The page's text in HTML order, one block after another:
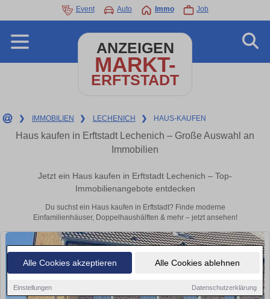
Alle Cookies akzeptieren Alle Cookies ablehnen
Einstellungen Datenschutzerklärung
Event Auto Immo Job
ANZEIGEN
MARKT-
ERFTSTADT
❯ IMMOBILIEN ❯ LECHENICH ❯ HAUS-KAUFEN
Haus kaufen in Erftstadt Lechenich – Große Auswahl an
Immobilien
Jetzt ein Haus kaufen in Erftstadt Lechenich – Top-
Immobilienangebote entdecken
Du suchst ein Haus kaufen in Erftstadt? Finde moderne
Einfamilienhäuser, Doppelhaushälften & mehr – jetzt ansehen!